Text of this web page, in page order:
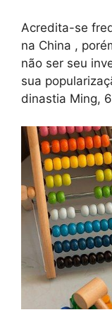
Acredita-se
na China ,
não ser seu
sua
dinastia Ming,